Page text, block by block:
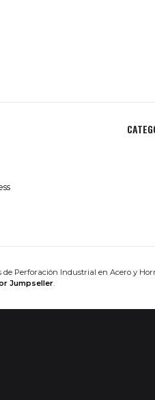
de Perforación Industrial en Acero y
Jumpseller.